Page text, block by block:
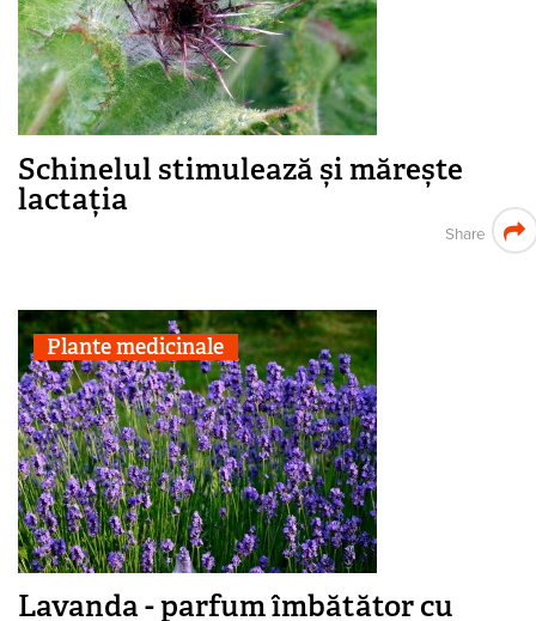
Schinelul stimulează și mărește
lactația
Share
Plante medicinale
Lavanda - parfum îmbătător cu